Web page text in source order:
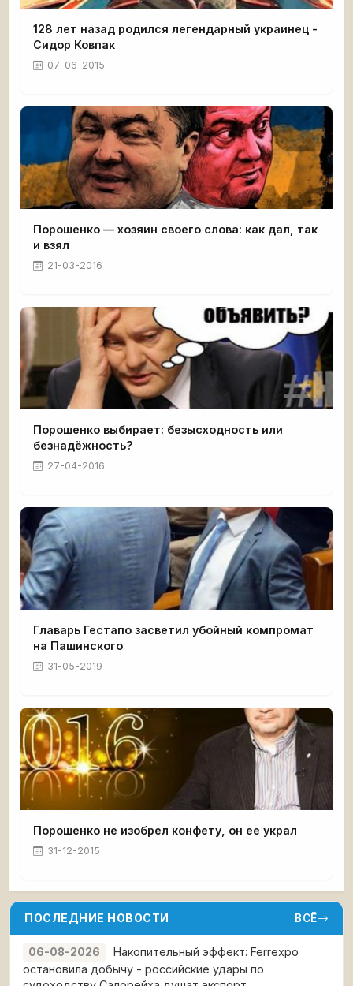
128 лет назад родился легендарный украинец -
Сидор Ковпак
07-06-2015
Порошенко — хозяин своего слова: как дал, так
и взял
21-03-2016
Порошенко выбирает: безысходность или
безнадёжность?
27-04-2016
Главарь Гестапо засветил убойный компромат
на Пашинского
31-05-2019
Порошенко не изобрел конфету, он ее украл
31-12-2015
ПОСЛЕДНИЕ НОВОСТИ ВСЁ
06-08-2026
Накопительный эффект: Ferrexpo
остановила добычу - российские удары по